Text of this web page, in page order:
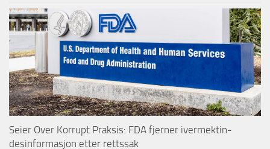
Seier Over Korrupt Praksis: FDA fjerner ivermektin-
desinformasjon etter rettssak